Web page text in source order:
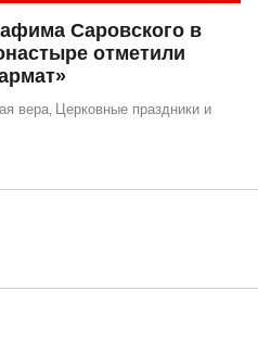
Саровского в
отметили
вера, Церковные праздники и